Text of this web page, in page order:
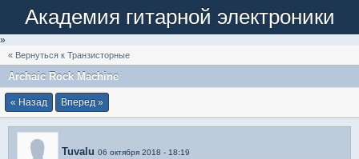
Академия гитарной электроники
»
« Вернуться к Транзисторные
Archaic Rock Machine
« Назад Вперед »
Tuvalu 06 октября 2018 - 18:19